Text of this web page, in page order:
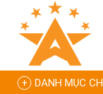
DANH MỤC